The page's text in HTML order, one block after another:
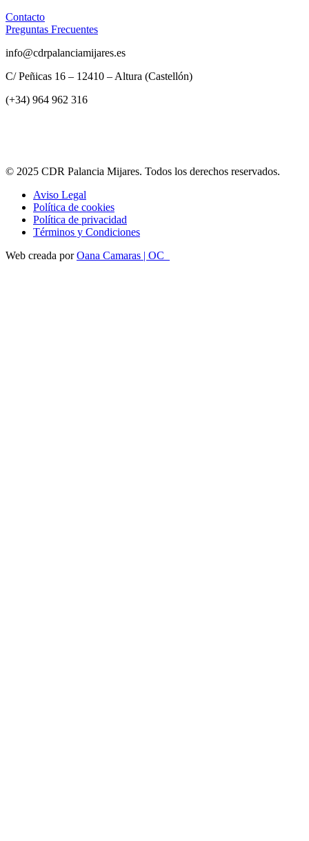
Contacto
Preguntas Frecuentes
info@cdrpalanciamijares.es
C/ Peñicas 16 – 12410 – Altura (Castellón)
(+34) 964 962 316
© 2025 CDR Palancia Mijares. Todos los derechos reservados.
Aviso Legal
Política de cookies
Política de privacidad
Términos y Condiciones
Web creada porOana Camaras | OC